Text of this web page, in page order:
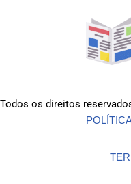
Todos os direitos